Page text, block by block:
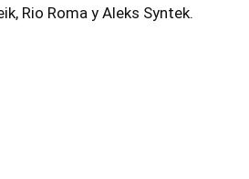
Rio Roma y Aleks Syntek.